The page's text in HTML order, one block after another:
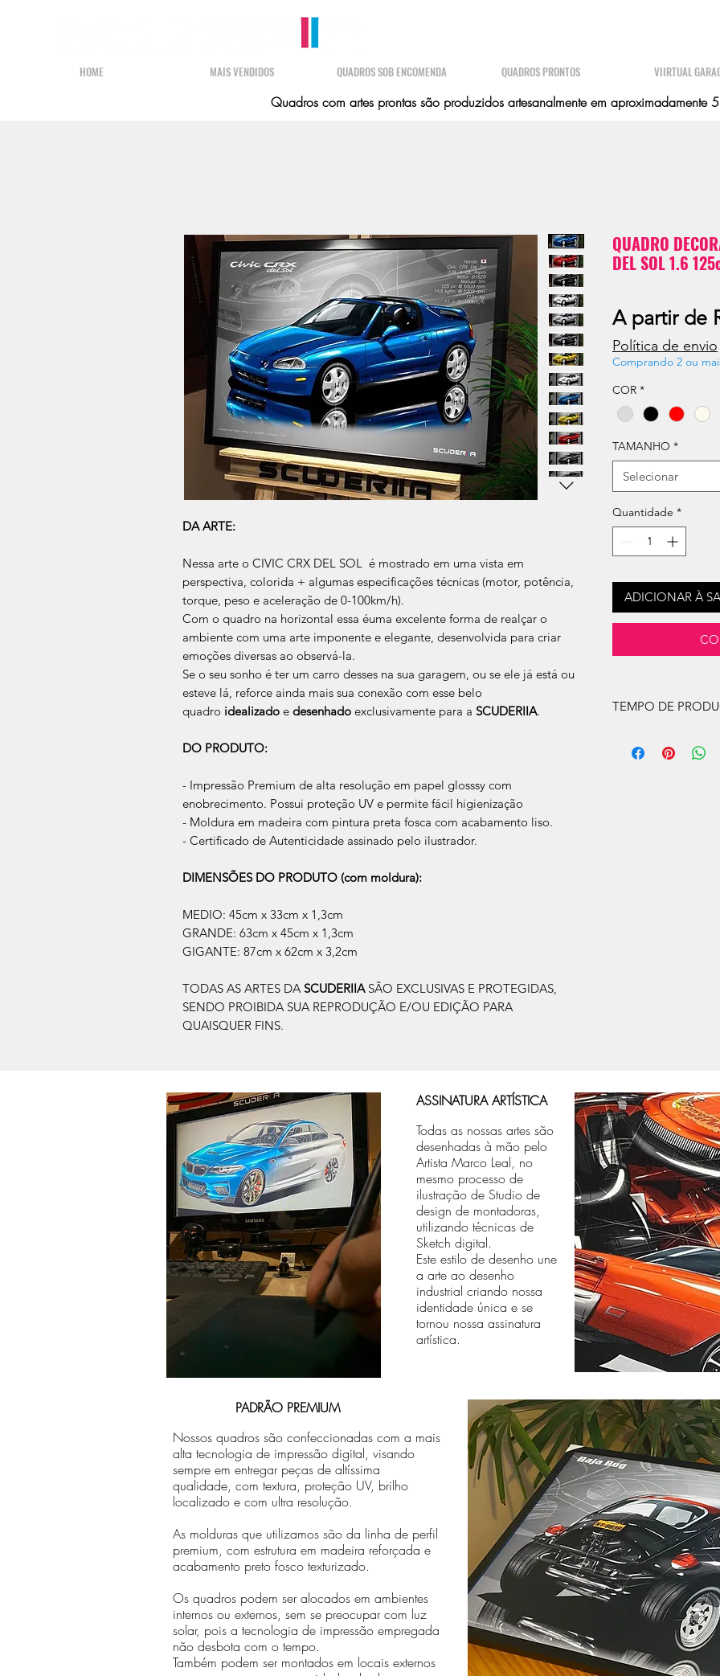
HOME MAIS VENDIDOS QUADROS SOB ENCOMENDA QUADROS PRONTOS VIIRTUAL
Quadros com artes prontas são produzidos artesanalmente em aproximadamente
DA ARTE:
Nessa arte o CIVIC CRX DEL SOL é mostrado em uma vista em
perspectiva, colorida + algumas especificações técnicas (motor, potência,
torque, peso e aceleração de 0-100km/h).
Com o quadro na horizontal essa éuma excelente forma de realçar o
ambiente com uma arte imponente e elegante, desenvolvida para criar
emoções diversas ao observá-la.
Se o seu sonho é ter um carro desses na sua garagem, ou se ele já está ou
esteve lá, reforce ainda mais sua conexão com esse belo
quadro idealizado e desenhado exclusivamente para a SCUDERIIA.
DO PRODUTO:
- Impressão Premium de alta resolução em papel glosssy com
enobrecimento. Possui proteção UV e permite fácil higienização
- Moldura em madeira com pintura preta fosca com acabamento liso.
- Certificado de Autenticidade assinado pelo ilustrador.
DIMENSÕES DO PRODUTO (com moldura):
MEDIO: 45cm x 33cm x 1,3cm
GRANDE: 63cm x 45cm x 1,3cm
GIGANTE: 87cm x 62cm x 3,2cm
TODAS AS ARTES DA SCUDERIIA SÃO EXCLUSIVAS E PROTEGIDAS,
SENDO PROIBIDA SUA REPRODUÇÃO E/OU EDIÇÃO PARA
QUAISQUER FINS.
QUADRO
DEL SOL 1.6
A partir de
Política de envio
Comprando 2 ou
COR *
TAMANHO *
Selecionar
Quantidade *
ADICIONAR À
TEMPO DE
úteis, após a
ASSINATURA ARTÍSTICA
Todas as nossas artes são
desenhadas à mão pelo
Artista Marco Leal, no
mesmo processo de
ilustração de Studio de
design de montadoras,
utilizando técnicas de
Sketch digital.
Este estilo de desenho une
a arte ao desenho
industrial criando nossa
identidade única e se
tornou nossa assinatura
artística.
PADRÃO PREMIUM
Nossos quadros são confeccionadas com a mais
alta tecnologia de impressão digital, visando
sempre em entregar peças de altíssima
qualidade, com textura, proteção UV, brilho
localizado e com ultra resolução.
As molduras que utilizamos são da linha de perfil
premium, com estrutura em madeira reforçada e
acabamento preto fosco texturizado.
Os quadros podem ser alocados em ambientes
internos ou externos, sem se preocupar com luz
solar, pois a tecnologia de impressão empregada
não desbota com o tempo.
Também podem ser montados em locais externos